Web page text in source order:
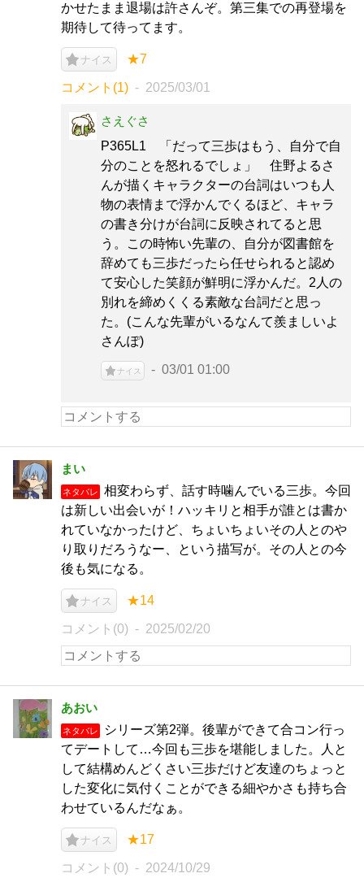
かせたまま退場は許さんぞ。第三集での再登場を
期待して待ってます。
ナイス ★7
コメント(1) 2025/03/01
さえぐさ
P365L1 「だって三歩はもう、自分で自
分のことを怒れるでしょ」 住野よるさ
んが描くキャラクターの台詞はいつも人
物の表情まで浮かんでくるほど、キャラ
の書き分けが台詞に反映されてると思
う。この時怖い先輩の、自分が図書館を
辞めても三歩だったら任せられると認め
て安心した笑顔が鮮明に浮かんだ。2人の
別れを締めくくる素敵な台詞だと思っ
た。(こんな先輩がいるなんて羨ましいよ
さんぽ)
ナイス 03/01 01:00
まい
ネタバレ
相変わらず、話す時噛んでいる三歩。今回
は新しい出会いが！ハッキリと相手が誰とは書か
れていなかったけど、ちょいちょいその人とのや
り取りだろうなー、という描写が。その人との今
後も気になる。
ナイス ★14
コメント(0) 2025/02/20
あおい
ネタバレ
シリーズ第2弾。後輩ができて合コン行っ
てデートして…今回も三歩を堪能しました。人と
して結構めんどくさい三歩だけど友達のちょっと
した変化に気付くことができる細やかさも持ち合
わせているんだなぁ。
ナイス ★17
コメント(0) 2024/10/29